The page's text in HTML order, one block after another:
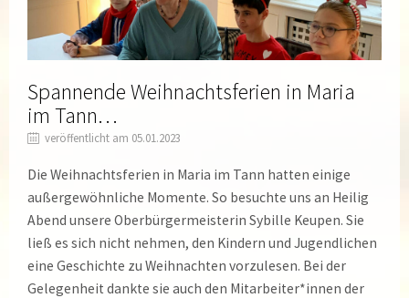
Spannende Weihnachtsferien in Maria
im Tann…
veröffentlicht am 05.01.2023
Die Weihnachtsferien in Maria im Tann hatten einige
außergewöhnliche Momente. So besuchte uns an Heilig
Abend unsere Oberbürgermeisterin Sybille Keupen. Sie
ließ es sich nicht nehmen, den Kindern und Jugendlichen
eine Geschichte zu Weihnachten vorzulesen. Bei der
Gelegenheit dankte sie auch den Mitarbeiter*innen der